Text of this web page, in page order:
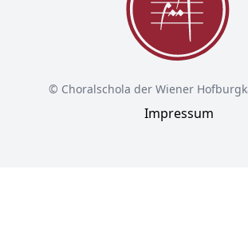
© Choralschola der Wiener
Impressum